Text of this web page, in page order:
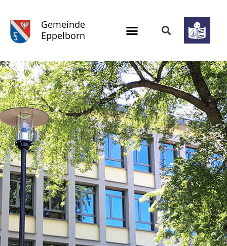
Gemeinde
Eppelborn